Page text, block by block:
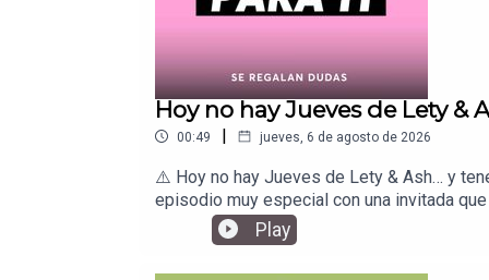
creando y compartiendo nuevas conversaciones
que nació como un proyecto entre
y puntos de vista expresados por Lety y/o
personal de Lety y/o Ash o de cualquier
Hoy no hay Jueves de Lety &
00:49 | jueves, 6 de agosto de 2026
⚠️ Hoy no hay Jueves de Lety & Ash… y
episodio muy especial con una invitada
latina que nos ha acompañado en
bonito.Nos escuchamos mañana aquí
Play